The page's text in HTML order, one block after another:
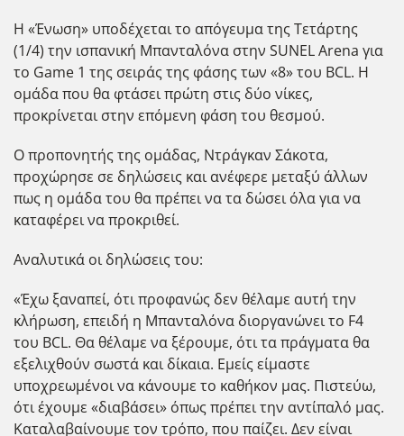
Η «Ένωση» υποδέχεται το απόγευμα της Τετάρτης
(1/4) την ισπανική Μπανταλόνα στην SUNEL Arena για
το Game 1 της σειράς της φάσης των «8» του BCL. Η
ομάδα που θα φτάσει πρώτη στις δύο νίκες,
προκρίνεται στην επόμενη φάση του θεσμού.
Ο προπονητής της ομάδας, Ντράγκαν Σάκοτα,
προχώρησε σε δηλώσεις και ανέφερε μεταξύ άλλων
πως η ομάδα του θα πρέπει να τα δώσει όλα για να
καταφέρει να προκριθεί.
Αναλυτικά οι δηλώσεις του:
«Έχω ξαναπεί, ότι προφανώς δεν θέλαμε αυτή την
κλήρωση, επειδή η Μπανταλόνα διοργανώνει το F4
του BCL. Θα θέλαμε να ξέρουμε, ότι τα πράγματα θα
εξελιχθούν σωστά και δίκαια. Εμείς είμαστε
υποχρεωμένοι να κάνουμε το καθήκον μας. Πιστεύω,
ότι έχουμε «διαβάσει» όπως πρέπει την αντίπαλό μας.
Καταλαβαίνουμε τον τρόπο, που παίζει. Δεν είναι